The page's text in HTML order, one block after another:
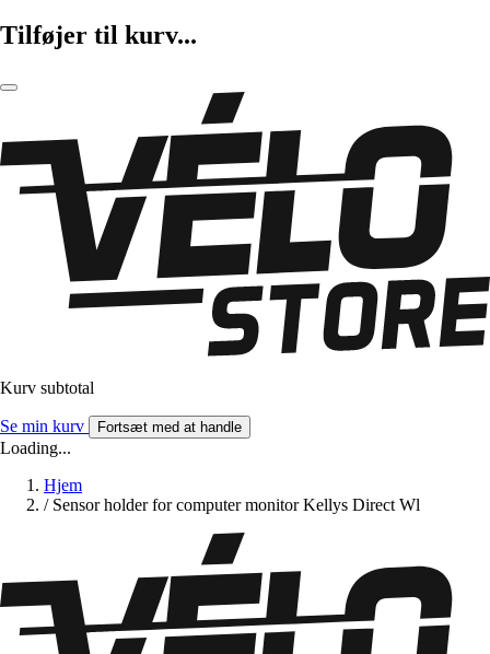
Tilføjer til kurv...
Kurv subtotal
Se min kurv Fortsæt med at handle
Loading...
Hjem
/ Sensor holder for computer monitor Kellys Direct Wl